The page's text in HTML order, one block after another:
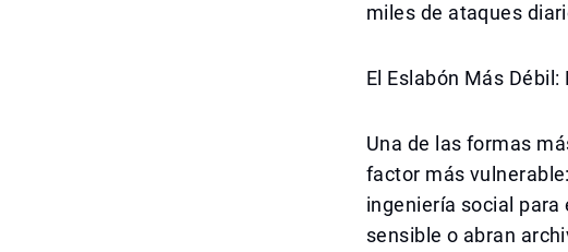
miles de ataques
El Eslabón Más
Una de las formas
factor más
ingeniería social
sensible o abran